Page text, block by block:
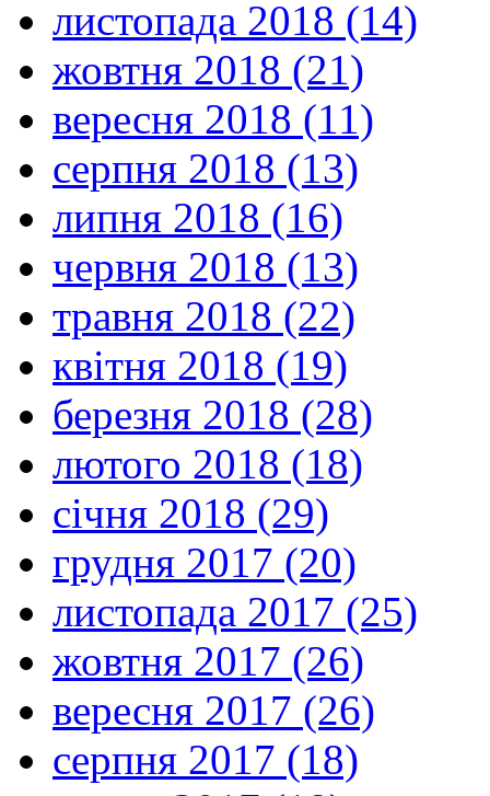
листопада 2018 (14)
жовтня 2018 (21)
вересня 2018 (11)
серпня 2018 (13)
липня 2018 (16)
червня 2018 (13)
травня 2018 (22)
квітня 2018 (19)
березня 2018 (28)
лютого 2018 (18)
січня 2018 (29)
грудня 2017 (20)
листопада 2017 (25)
жовтня 2017 (26)
вересня 2017 (26)
серпня 2017 (18)